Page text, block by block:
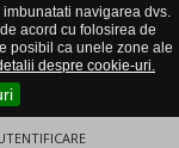
navigarea dvs.
acord cu folosirea de
posibil ca unele zone ale
despre cookie-uri.